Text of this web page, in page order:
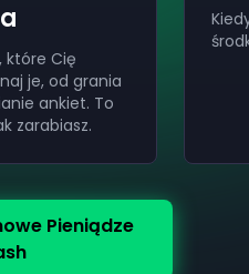
które Cię
je, od grania
ankiet. To
zarabiasz.
Pieniądze